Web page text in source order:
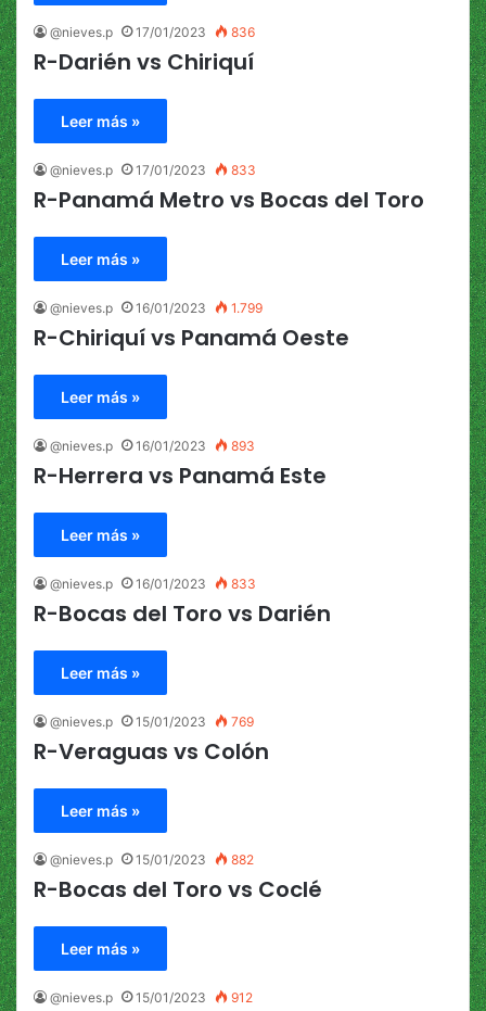
@nieves.p 17/01/2023 836
R-Darién vs Chiriquí
Leer más »
@nieves.p 17/01/2023 833
R-Panamá Metro vs Bocas del Toro
Leer más »
@nieves.p 16/01/2023 1.799
R-Chiriquí vs Panamá Oeste
Leer más »
@nieves.p 16/01/2023 893
R-Herrera vs Panamá Este
Leer más »
@nieves.p 16/01/2023 833
R-Bocas del Toro vs Darién
Leer más »
@nieves.p 15/01/2023 769
R-Veraguas vs Colón
Leer más »
@nieves.p 15/01/2023 882
R-Bocas del Toro vs Coclé
Leer más »
@nieves.p 15/01/2023 912